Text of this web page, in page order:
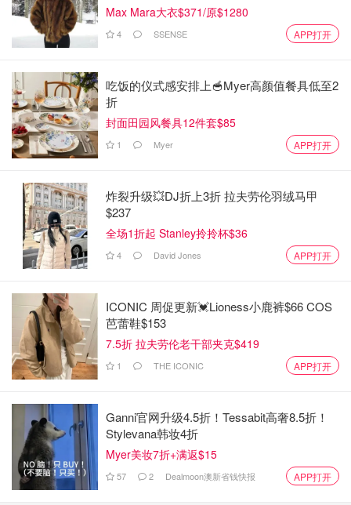
卤好的鸡腿
5.小火50煮分钟，此时可以看到鸡腿的肌肉已经出现分离迹
象（见上图），这样就基本入味啦！关火后浸泡半小时就可
注意事项：
1.辣椒、老抽与糖的量可自行增减，我家另外两个小伙伴不
太吃辣，口味较淡，所以放的比较少。
Max Mara大衣$371/原$1280
4 SSENSE APP打开
吃饭的仪式感安排上🥣Myer高颜值餐具低至2
折
封面田园风餐具12件套$85
1 Myer APP打开
炸裂升级💥DJ折上3折 拉夫劳伦羽绒马甲
$237
全场1折起 Stanley拎拎杯$36
4 David Jones APP打开
ICONIC 周促更新💓Lioness小鹿裤$66 COS
芭蕾鞋$153
7.5折 拉夫劳伦老干部夹克$419
1 THE ICONIC APP打开
Ganni官网升级4.5折！Tessabit高奢8.5折！
Stylevana韩妆4折
Myer美妆7折+满返$15
57 2 Dealmoon澳新省钱快报 APP打开